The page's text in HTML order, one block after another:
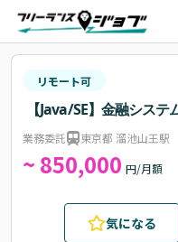
リモート可
【Java/SE】金融シス
業務委託 東京都 溜池山王駅
~ 850,000 円/月額
気になる